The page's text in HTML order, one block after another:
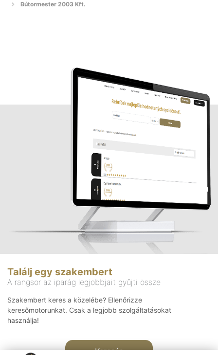
Bútormester 2003 Kft.
Találj egy szakembert
A rangsor az iparág legjobbjait gyűjti össze
Szakembert keres a közelébe? Ellenőrizze
keresőmotorunkat. Csak a legjobb szolgáltatásokat
használja!
Keresés